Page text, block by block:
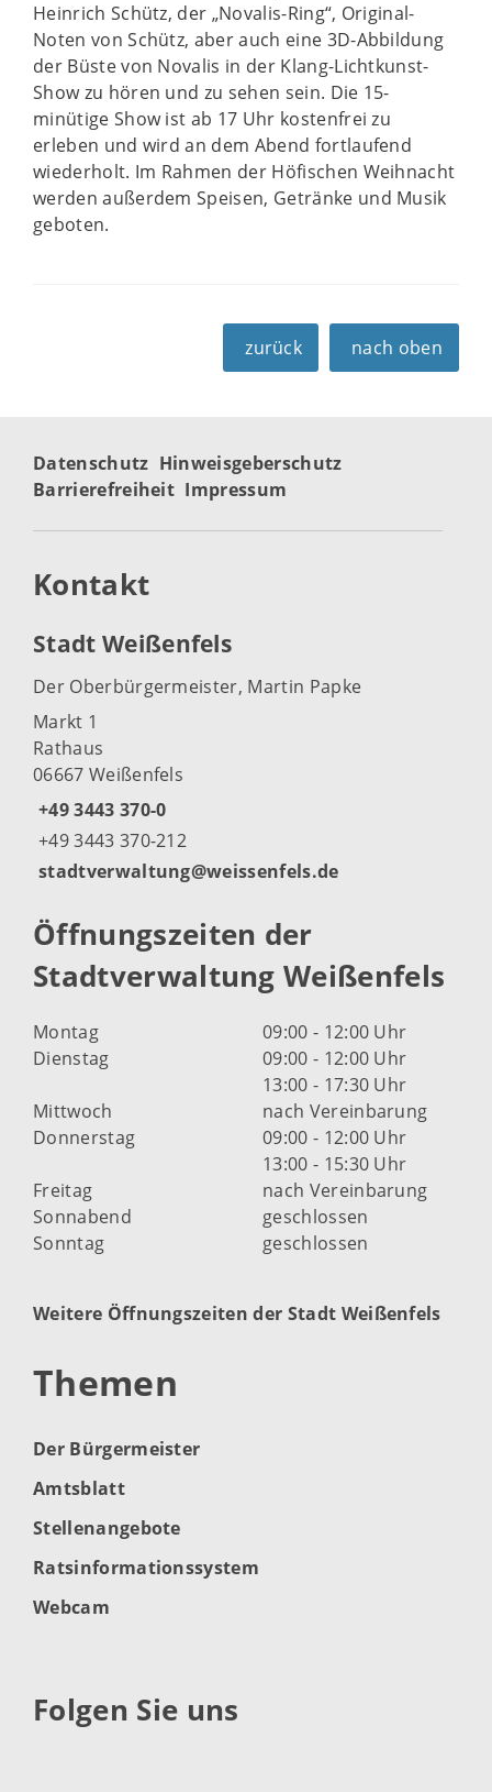
Heinrich Schütz, der „Novalis-Ring“, Original-
Noten von Schütz, aber auch eine 3D-Abbildung
der Büste von Novalis in der Klang-Lichtkunst-
Show zu hören und zu sehen sein. Die 15-
minütige Show ist ab 17 Uhr kostenfrei zu
erleben und wird an dem Abend fortlaufend
wiederholt. Im Rahmen der Höfischen Weihnacht
werden außerdem Speisen, Getränke und Musik
geboten.
zurück nach oben
Datenschutz Hinweisgeberschutz
Barrierefreiheit Impressum
Kontakt
Stadt Weißenfels
Der Oberbürgermeister, Martin Papke
Markt 1
Rathaus
06667 Weißenfels
+49 3443 370-0
+49 3443 370-212
stadtverwaltung@weissenfels.de
Öffnungszeiten der
Stadtverwaltung Weißenfels
Montag
09:00 - 12:00 Uhr
Dienstag
09:00 - 12:00 Uhr
13:00 - 17:30 Uhr
Mittwoch
nach Vereinbarung
Donnerstag
09:00 - 12:00 Uhr
13:00 - 15:30 Uhr
Freitag
nach Vereinbarung
Sonnabend
geschlossen
Sonntag
geschlossen
Weitere Öffnungszeiten der Stadt Weißenfels
Themen
Der Bürgermeister
Amtsblatt
Stellenangebote
Ratsinformationssystem
Webcam
Folgen Sie uns